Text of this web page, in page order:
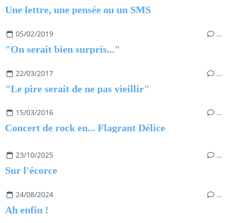
Une lettre, une pensée ou un SMS
05/02/2019 …
"On serait bien surpris..."
22/03/2017 …
"Le pire serait de ne pas vieillir"
15/03/2016 …
Concert de rock en... Flagrant Délice
23/10/2025 …
Sur l'écorce
24/08/2024 …
Ah enfin !